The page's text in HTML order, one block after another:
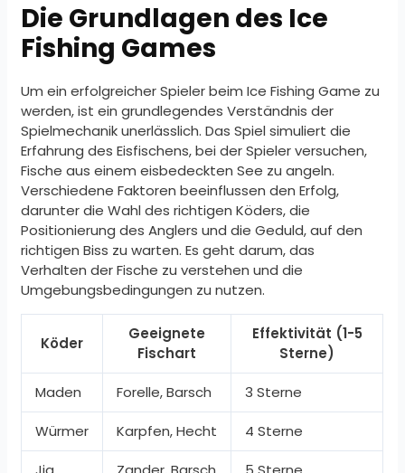
Die Grundlagen des Ice
Fishing Games
Um ein erfolgreicher Spieler beim Ice Fishing Game zu
werden, ist ein grundlegendes Verständnis der
Spielmechanik unerlässlich. Das Spiel simuliert die
Erfahrung des Eisfischens, bei der Spieler versuchen,
Fische aus einem eisbedeckten See zu angeln.
Verschiedene Faktoren beeinflussen den Erfolg,
darunter die Wahl des richtigen Köders, die
Positionierung des Anglers und die Geduld, auf den
richtigen Biss zu warten. Es geht darum, das
Verhalten der Fische zu verstehen und die
Umgebungsbedingungen zu nutzen.
Köder
Geeignete
Fischart
Effektivität (1-5
Sterne)
Maden Forelle, Barsch 3 Sterne
Würmer Karpfen, Hecht 4 Sterne